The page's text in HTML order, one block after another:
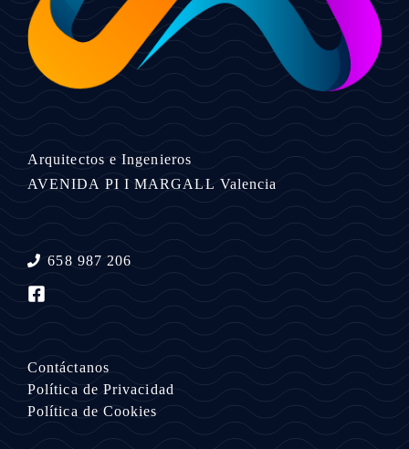
Arquitectos e Ingenieros
AVENIDA PI I MARGALL Valencia
658 987 206
Contáctanos
Política de Privacidad
Política de Cookies